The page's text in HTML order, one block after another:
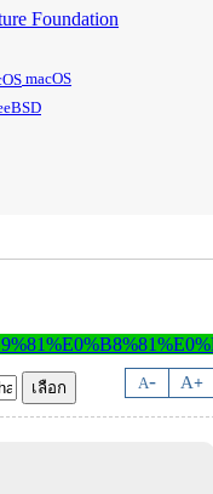
Foundation
macOS
A- A+